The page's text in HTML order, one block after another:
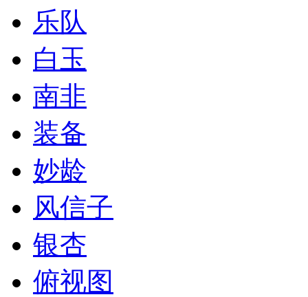
乐队
白玉
南非
装备
妙龄
风信子
银杏
俯视图